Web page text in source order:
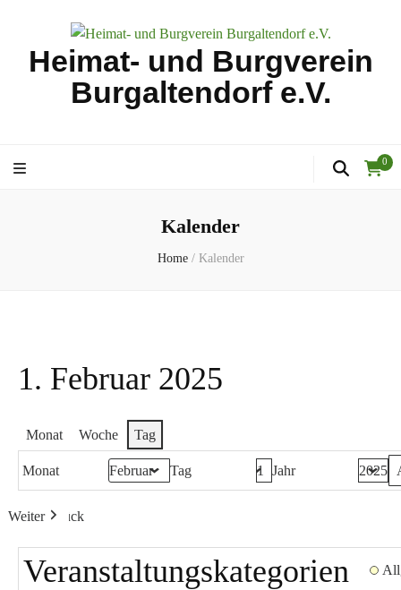
Heimat- und Burgverein
Burgaltendorf e.V.
0
Kalender
Home / Kalender
1. Februar 2025
Monat Woche Tag
Monat Tag Jahr
Zurück
Heute
Weiter
Veranstaltungskategorien